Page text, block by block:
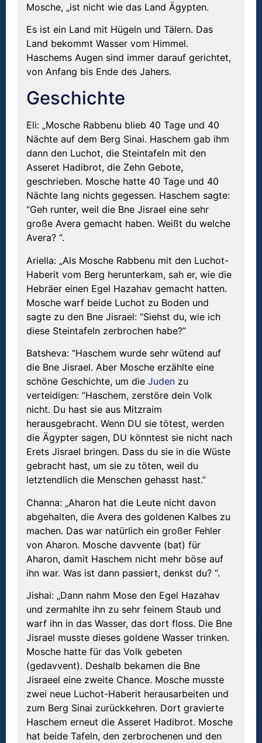
Mosche, „ist nicht wie das Land Ägypten.
Es ist ein Land mit Hügeln und Tälern. Das
Land bekommt Wasser vom Himmel.
Haschems Augen sind immer darauf gerichtet,
von Anfang bis Ende des Jahers.
Geschichte
Eli: „Mosche Rabbenu blieb 40 Tage und 40
Nächte auf dem Berg Sinai. Haschem gab ihm
dann den Luchot, die Steintafeln mit den
Asseret Hadibrot, die Zehn Gebote,
geschrieben. Mosche hatte 40 Tage und 40
Nächte lang nichts gegessen. Haschem sagte:
“Geh runter, weil die Bne Jisrael eine sehr
große Avera gemacht haben. Weißt du welche
Avera? “.
Ariella: „Als Mosche Rabbenu mit den Luchot-
Haberit vom Berg herunterkam, sah er, wie die
Hebräer einen Egel Hazahav gemacht hatten.
Mosche warf beide Luchot zu Boden und
sagte zu den Bne Jisrael: “Siehst du, wie ich
diese Steintafeln zerbrochen habe?”
Batsheva: “Haschem wurde sehr wütend auf
die Bne Jisrael. Aber Mosche erzählte eine
schöne Geschichte, um die Juden zu
verteidigen: “Haschem, zerstöre dein Volk
nicht. Du hast sie aus Mitzraim
herausgebracht. Wenn DU sie tötest, werden
die Ägypter sagen, DU könntest sie nicht nach
Erets Jisrael bringen. Dass du sie in die Wüste
gebracht hast, um sie zu töten, weil du
letztendlich die Menschen gehasst hast.”
Channa: „Aharon hat die Leute nicht davon
abgehalten, die Avera des goldenen Kalbes zu
machen. Das war natürlich ein großer Fehler
von Aharon. Mosche davvente (bat) für
Aharon, damit Haschem nicht mehr böse auf
ihn war. Was ist dann passiert, denkst du? “.
Jishai: „Dann nahm Mose den Egel Hazahav
und zermahlte ihn zu sehr feinem Staub und
warf ihn in das Wasser, das dort floss. Die Bne
Jisrael musste dieses goldene Wasser trinken.
Mosche hatte für das Volk gebeten
(gedavvent). Deshalb bekamen die Bne
Jisraeel eine zweite Chance. Mosche musste
zwei neue Luchot-Haberit herausarbeiten und
zum Berg Sinai zurückkehren. Dort gravierte
Haschem erneut die Asseret Hadibrot. Mosche
hat beide Tafeln, den zerbrochenen und den